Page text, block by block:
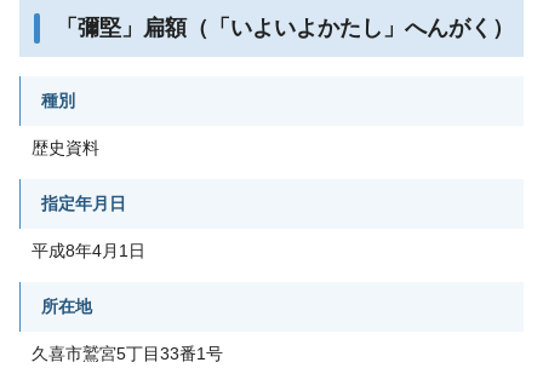
「彌堅」扁額（「いよいよかたし」へんがく）
種別
歴史資料
指定年月日
平成8年4月1日
所在地
久喜市鷲宮5丁目33番1号